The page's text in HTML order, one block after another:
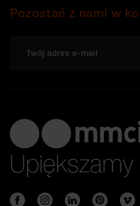
Pozostań z nami w